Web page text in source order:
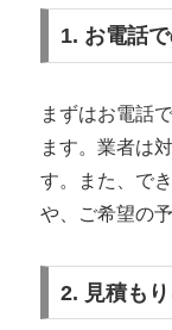
1. お電話
まずはお電話
ます。業者は
す。また、で
や、ご希望の
2. 見積も